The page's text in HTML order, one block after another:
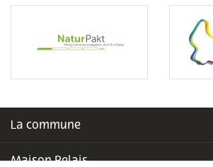
La commune
Maison Relais